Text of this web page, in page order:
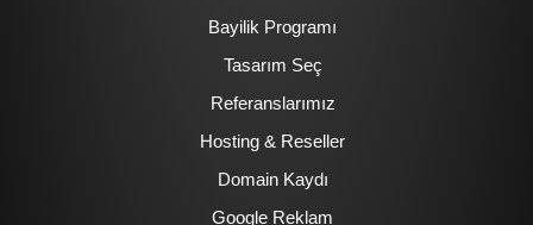
Bayilik Programı
Tasarım Seç
Referanslarımız
Hosting & Reseller
Domain Kaydı
Google Reklam